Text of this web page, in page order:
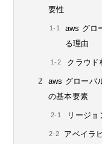
要性
aws グロ
る理由
クラウド
aws グローバ
の基本要素
リージ
アベイラ